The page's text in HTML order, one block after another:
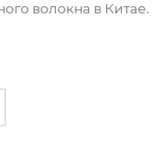
волокна в Китае.